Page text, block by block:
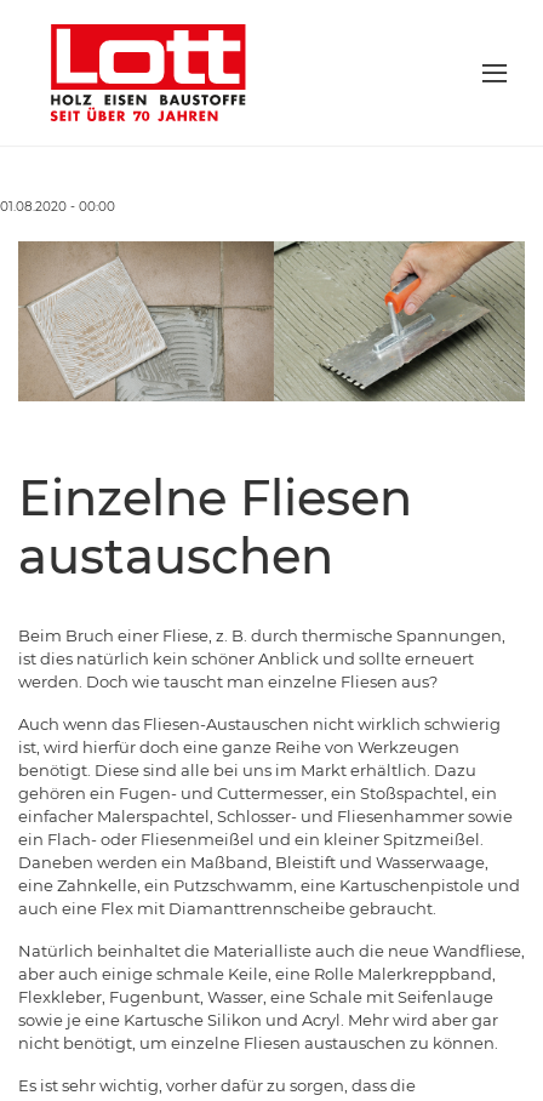
01.08.2020 - 00:00
Einzelne Fliesen
austauschen
Beim Bruch einer Fliese, z. B. durch thermische Spannungen,
ist dies natürlich kein schöner Anblick und sollte erneuert
werden. Doch wie tauscht man einzelne Fliesen aus?
Auch wenn das Fliesen-Austauschen nicht wirklich schwierig
ist, wird hierfür doch eine ganze Reihe von Werkzeugen
benötigt. Diese sind alle bei uns im Markt erhältlich. Dazu
gehören ein Fugen- und Cuttermesser, ein Stoßspachtel, ein
einfacher Malerspachtel, Schlosser- und Fliesenhammer sowie
ein Flach- oder Fliesenmeißel und ein kleiner Spitzmeißel.
Daneben werden ein Maßband, Bleistift und Wasserwaage,
eine Zahnkelle, ein Putzschwamm, eine Kartuschenpistole und
auch eine Flex mit Diamanttrennscheibe gebraucht.
Natürlich beinhaltet die Materialliste auch die neue Wandfliese,
aber auch einige schmale Keile, eine Rolle Malerkreppband,
Flexkleber, Fugenbunt, Wasser, eine Schale mit Seifenlauge
sowie je eine Kartusche Silikon und Acryl. Mehr wird aber gar
nicht benötigt, um einzelne Fliesen austauschen zu können.
Es ist sehr wichtig, vorher dafür zu sorgen, dass die